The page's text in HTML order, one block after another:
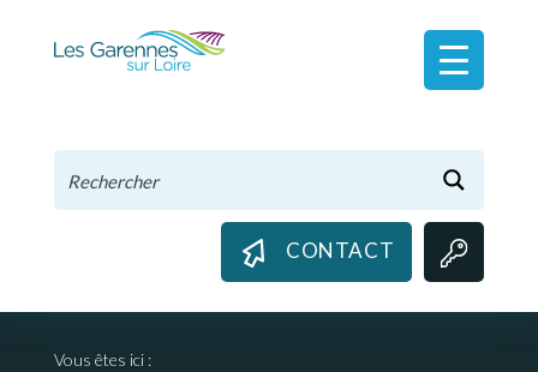
CONTACT
Vous êtes ici :